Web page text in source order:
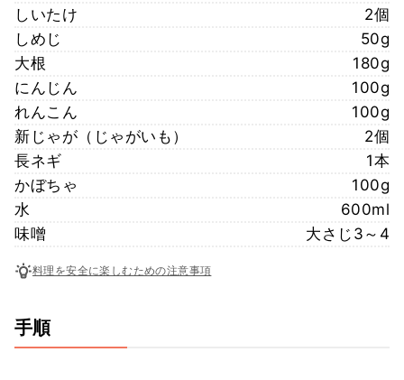
しいたけ
2個
しめじ
50g
大根
180g
にんじん
100g
れんこん
100g
新じゃが（じゃがいも）
2個
長ネギ
1本
かぼちゃ
100g
水
600ml
味噌
大さじ3～4
料理を安全に楽しむための注意事項
手順